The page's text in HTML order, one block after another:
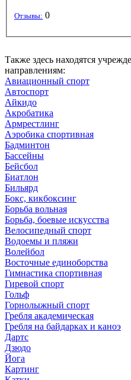
Отзывы: 0
Также здесь находятся
направлениям:
Авиационный спорт
Автоспорт
Айкидо
Акробатика
Армрестлинг
Аэробика спортивная
Бадминтон
Бассейны
Бейсбол
Биатлон
Бильярд
Бокс, кикбоксинг
Борьба вольная
Борьба, боевые искусства
Велосипедный спорт
Водоемы и пляжи
Волейбол
Восточные единоборства
Гимнастика спортивная
Гиревой спорт
Гольф
Горнолыжный спорт
Гребля академическая
Гребля на байдарках и каноэ
Дартс
Дзюдо
Йога
Картинг